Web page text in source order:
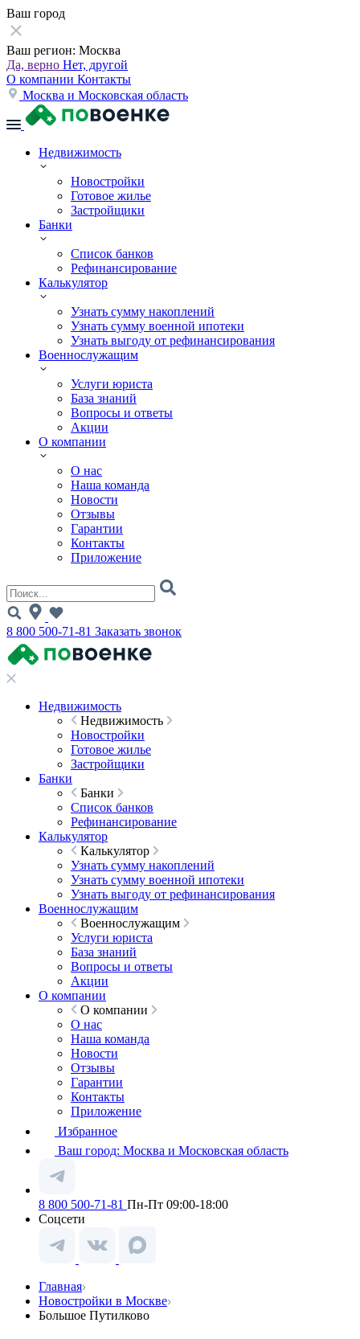
Ваш город
Ваш регион: Москва
Да, верно Нет, другой
О компании Контакты
Москва и Московская область
Недвижимость
Новостройки
Готовое жилье
Застройщики
Банки
Список банков
Рефинансирование
Калькулятор
Узнать сумму накоплений
Узнать сумму военной ипотеки
Узнать выгоду от рефинансирования
Военнослужащим
Услуги юриста
База знаний
Вопросы и ответы
Акции
О компании
О нас
Наша команда
Новости
Отзывы
Гарантии
Контакты
Приложение
8 800 500-71-81 Заказать звонок
Недвижимость
Недвижимость
Новостройки
Готовое жилье
Застройщики
Банки
Банки
Список банков
Рефинансирование
Калькулятор
Калькулятор
Узнать сумму накоплений
Узнать сумму военной ипотеки
Узнать выгоду от рефинансирования
Военнослужащим
Военнослужащим
Услуги юриста
База знаний
Вопросы и ответы
Акции
О компании
О компании
О нас
Наша команда
Новости
Отзывы
Гарантии
Контакты
Приложение
Избранное
Ваш город: Москва и Московская область
8 800 500-71-81 Пн-Пт 09:00-18:00
Соцсети
Главная
Новостройки в Москве
Большое Путилково